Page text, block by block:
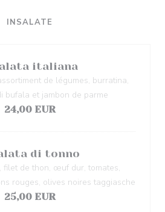
INSALATE
italiana
de légumes, burratina,
bufala et jambon de parme
24,00 EUR
di tonno
filet de thon, œuf dur, tomates,
rouges, olives noires taggiasche
25,00 EUR